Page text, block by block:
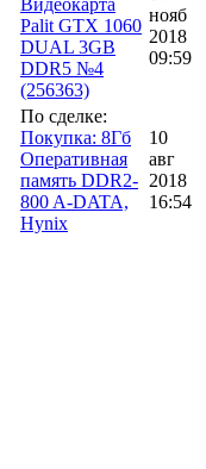
Palit GTX 1060
DUAL 3GB
DDR5 №4
(256363)
нояб
2018
09:59
По сделке:
Покупка: 8Гб
Оперативная
память DDR2-
800 A-DATA,
Hynix
10
авг
2018
16:54